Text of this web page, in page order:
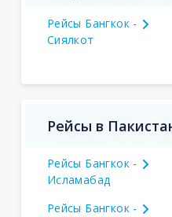
Рейсы Бангкок -
Сиялкот
Рейсы в
Рейсы Бангкок -
Исламабад
Рейсы Бангкок -